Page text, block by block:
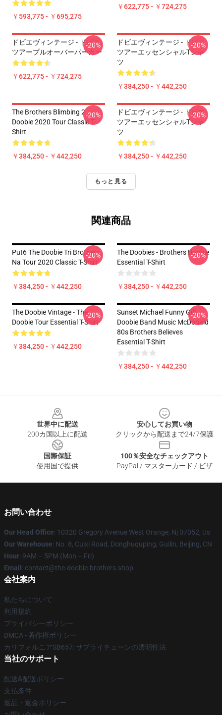
￥593,775 - ￥695,275
￥622,775 - ￥724,275
ドビエヴィンテージ - ドビエ
ツアープルオーバーパーカー
￥622,775 - ￥724,275
-20%
ドビエヴィンテージ - ドビエ
ツアーエッセンシャルTシャ
ツ
￥384,250 - ￥442,250
-20%
The Brothers Blimbing 2
Doobie 2020 Tour Classic T-
Shirt
￥384,250 - ￥442,250
-20%
ドビエヴィンテージ - ドビエ
ツアーエッセンシャルTシャ
ツ
￥384,250 - ￥442,250
-20%
もっと見る
関連商品
Put6 The Doobie Tri Brothers
Na Tour 2020 Classic T-Shirt
￥384,250 - ￥442,250
-20%
The Doobies - Brothers Doobie
Essential T-Shirt
￥384,250 - ￥442,250
-20%
The Doobie Vintage - The
Doobie Tour Essential T-Shirt
￥384,250 - ￥442,250
-20%
Sunset Michael Funny Gift
Doobie Band Music McDonald
80s Brothers Believes
Essential T-Shirt
￥384,250 - ￥442,250
-20%
世界中に配送
200カ国以上に配送
安心してお買い物
クリックから配送まで24/7保護
国際保証
使用国で提供
100％安全なチェックアウト
PayPal / マスターカード / ビザ
お問い合わせ
Our Head Office: 10320 Gregory Avenue West Orange, Nj 07052, Us
Our Warehouse: No. 8, Cuixi Road, Donghuquping, Guilin, Beijing, CN
Hour: 9AM – 5PM (Mon – Fri)
Email : contact@the-doobie-brothers.shop
会社案内
私たちについて
利用規約
プライバシーポリシー
DMCA - 著作権ポリシー
カリフォルニアSB657: サプライチェーンの透明性法
当社のサポート
配送&配送ポリシー
支払条件
返品・返金ポリシー